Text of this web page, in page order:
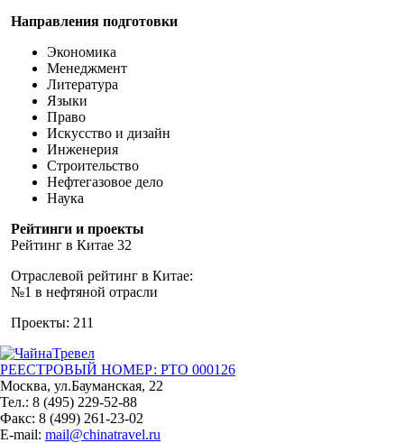
Направления подготовки
Экономика
Менеджмент
Литература
Языки
Право
Искусство и дизайн
Инженерия
Строительство
Нефтегазовое дело
Наука
Рейтинги и проекты
Рейтинг в Китае 32
Отраслевой рейтинг в Китае:
№1 в нефтяной отрасли
Проекты: 211
РЕЕСТРОВЫЙ НОМЕР: РТО 000126
Москва, ул.Бауманская, 22
Тел.: 8 (495) 229-52-88
Факс: 8 (499) 261-23-02
E-mail: mail@chinatravel.ru